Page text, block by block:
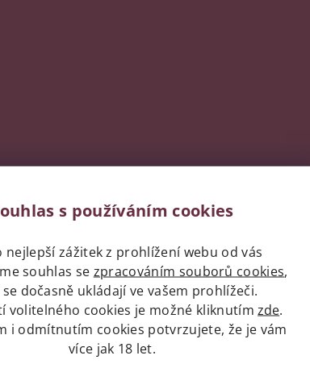
s používáním cookies
nejlepší zážitek z prohlížení webu od vás
souhlas se zpracováním souborů cookies,
dočasně ukládají ve vašem prohlížeči.
volitelného cookies je možné kliknutímzde.
i odmítnutím cookies potvrzujete, že je vám
více jak 18 let.